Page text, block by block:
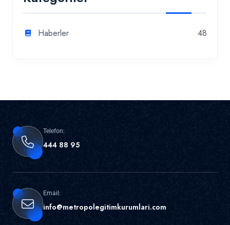
Haberler 48
Telefon:
444 88 95
Email:
info@metropolegitimkurumlari.com